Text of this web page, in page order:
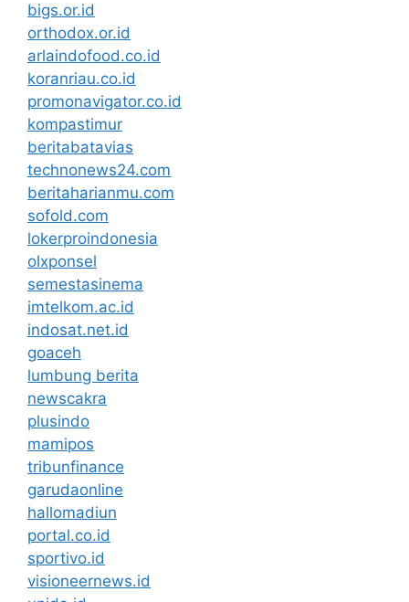
bigs.or.id
orthodox.or.id
arlaindofood.co.id
koranriau.co.id
promonavigator.co.id
kompastimur
beritabatavias
technonews24.com
beritaharianmu.com
sofold.com
lokerproindonesia
olxponsel
semestasinema
imtelkom.ac.id
indosat.net.id
goaceh
lumbung berita
newscakra
plusindo
mamipos
tribunfinance
garudaonline
hallomadiun
portal.co.id
sportivo.id
visioneernews.id